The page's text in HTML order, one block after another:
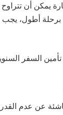
أطول، يجب
السفر السنوية
عن عدم